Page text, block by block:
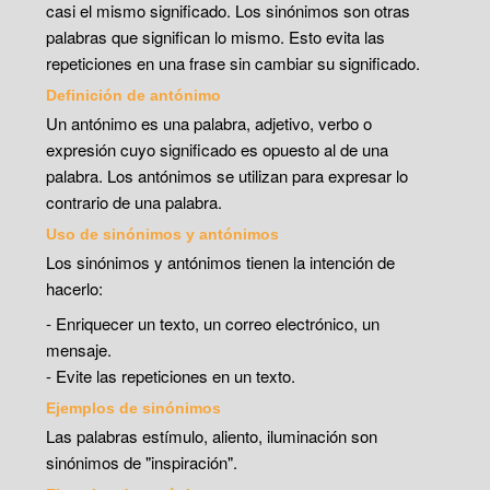
casi el mismo significado. Los sinónimos son otras
palabras que significan lo mismo. Esto evita las
repeticiones en una frase sin cambiar su significado.
Definición de antónimo
Un antónimo es una palabra, adjetivo, verbo o
expresión cuyo significado es opuesto al de una
palabra. Los antónimos se utilizan para expresar lo
contrario de una palabra.
Uso de sinónimos y antónimos
Los sinónimos y antónimos tienen la intención de
hacerlo:
- Enriquecer un texto, un correo electrónico, un
mensaje.
- Evite las repeticiones en un texto.
Ejemplos de sinónimos
Las palabras estímulo, aliento, iluminación son
sinónimos de "inspiración".